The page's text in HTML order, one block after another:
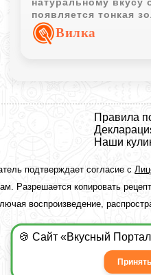
появляется тонкая
внутри оладьи
Вилка
Правила
Наши
подтверждает согласие с
Разрешается копировать
воспроизведение,
🍪 Сайт «Вкусный
Принять